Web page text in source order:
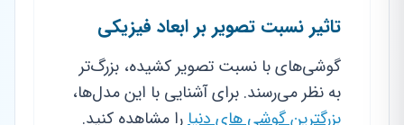
تاثیر نسبت تصویر بر ابعاد فیزیکی
گوشی‌های با نسبت تصویر کشیده، بزرگ‌تر
به نظر می‌رسند. برای آشنایی با این مدل‌ها،
بزرگترین گوشی های دنیارا مشاهده کنید.